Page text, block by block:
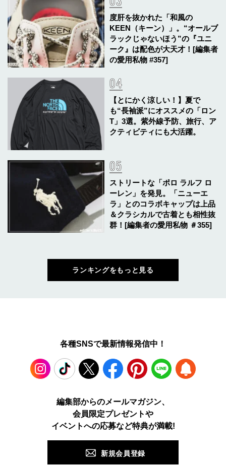
度肝を抜かれた「和風の
KEEN（キーン）」。“オールブ
ラックじゃないほう”の『ユニ
ーク』は配色が大天才！[編集者
の愛用私物 #357]
【とにかく涼しい！】夏で
も“長袖派”にオススメの「ロン
T」3選。紫外線予防、旅行、ア
クティビティにも大活躍。
ストリートな「ポロ ラルフ ロ
ーレン」を発見。「ニューエ
ラ」とのコラボキャップは上品
＆クラシカルで古着とも相性抜
群！[編集者の愛用私物 ＃355]
ランキングをもっと見る
各種SNSで最新情報発信中！
TikTok Facebook Pinterest LINE
編集部からのメールマガジン、
会員限定プレゼントや
イベントへの応募など特典が満載!
新規会員登録